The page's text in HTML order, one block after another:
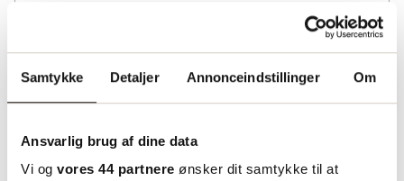
Samtykke Detaljer Annonceindstillinger Om
Ansvarlig brug af dine data
Vi og vores 44 partnere ønsker dit samtykke til at
Status
Lagerført